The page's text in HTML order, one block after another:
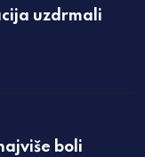
uzdrmali
boli